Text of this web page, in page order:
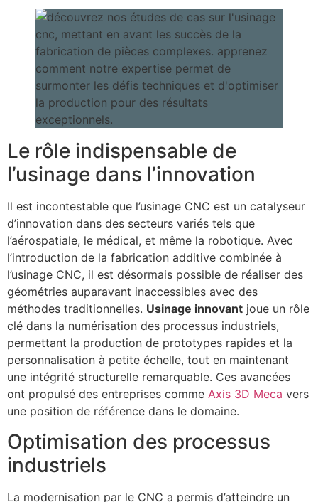
Le rôle indispensable de
l’usinage dans l’innovation
Il est incontestable que l’usinage CNC est un catalyseur
d’innovation dans des secteurs variés tels que
l’aérospatiale, le médical, et même la robotique. Avec
l’introduction de la fabrication additive combinée à
l’usinage CNC, il est désormais possible de réaliser des
géométries auparavant inaccessibles avec des
méthodes traditionnelles. Usinage innovant joue un rôle
clé dans la numérisation des processus industriels,
permettant la production de prototypes rapides et la
personnalisation à petite échelle, tout en maintenant
une intégrité structurelle remarquable. Ces avancées
ont propulsé des entreprises comme Axis 3D Meca vers
une position de référence dans le domaine.
Optimisation des processus
industriels
La modernisation par le CNC a permis d’atteindre un